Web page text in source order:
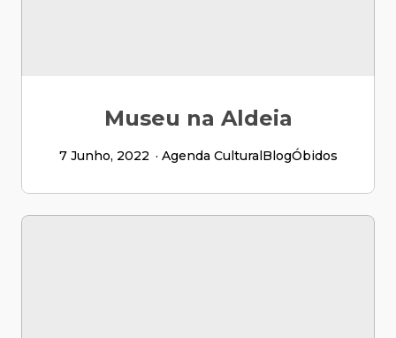
Museu na Aldeia
7 Junho, 2022 Agenda CulturalBlogÓbidos